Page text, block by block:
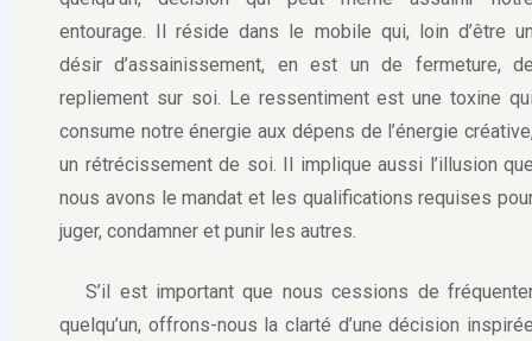
entourage. Il réside dans le mobile qui, loin d’être
désir d’assainissement, en est un de fermeture,
repliement sur soi. Le ressentiment est une toxine
consume notre énergie aux dépens de l’énergie
un rétrécissement de soi. Il implique aussi l’illusion
nous avons le mandat et les qualifications requises
juger, condamner et punir les autres.
S’il est important que nous cessions de
quelqu’un, offrons-nous la clarté d’une décision